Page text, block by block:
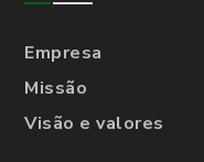
Empresa
Missão
Visão e valores